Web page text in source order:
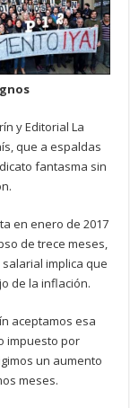
y Editorial La
que a espaldas
fantasma sin
en enero de 2017
de trece meses,
implica que
de la inflación.
aceptamos esa
impuesto por
un aumento
meses.